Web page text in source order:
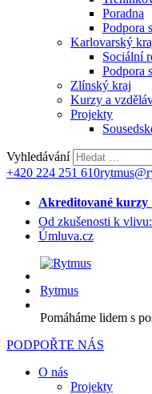
Poradna
Podpora
Karlovarský
Sociální
Podpora
Zlínský kraj
Kurzy a
Projekty
Vyhledávání
+420 224 251 610
Akreditované
Od zkušenosti k
Úmluva.cz
Rytmus
Pomáháme lidem s
PODPOŘTE NÁS
O nás
Projekty